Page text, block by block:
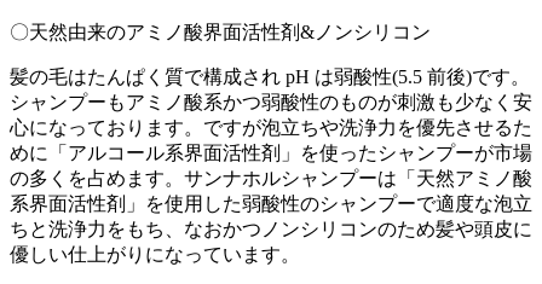
〇天然由来のアミノ酸界面活性剤&ノンシリコン
髪の毛はたんぱく質で構成され pH は弱酸性(5.5 前後)です。
シャンプーもアミノ酸系かつ弱酸性のものが刺激も少なく安
心になっております。ですが泡立ちや洗浄力を優先させるた
めに「アルコール系界面活性剤」を使ったシャンプーが市場
の多くを占めます。サンナホルシャンプーは「天然アミノ酸
系界面活性剤」を使用した弱酸性のシャンプーで適度な泡立
ちと洗浄力をもち、なおかつノンシリコンのため髪や頭皮に
優しい仕上がりになっています。